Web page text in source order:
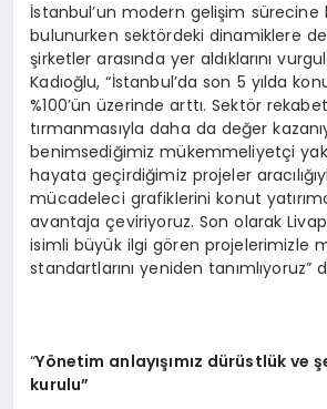
İstanbul’un modern gelişim sürecine
bulunurken sektördeki dinamiklere
şirketler arasında yer aldıklarını
Kadıoğlu, “İstanbul’da son 5 yılda
%100’ün üzerinde arttı. Sektör
tırmanmasıyla daha da değer
benimsediğimiz mükemmeliyetçi
hayata geçirdiğimiz projeler
mücadeleci grafiklerini konut
avantaja çeviriyoruz. Son olarak
isimli büyük ilgi gören projelerimizle
standartlarını yeniden tanımlıyoruz”
“Yönetim anlayışımız dürüstlük ve
kurulu”